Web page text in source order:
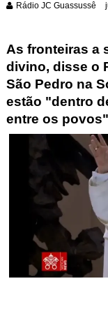
Rádio JC Guassussê
As fronteiras a
divino, disse o
São Pedro na
estão "dentro
entre os povos"